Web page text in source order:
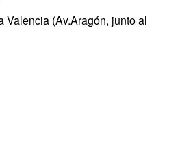
(Av.Aragón, junto al